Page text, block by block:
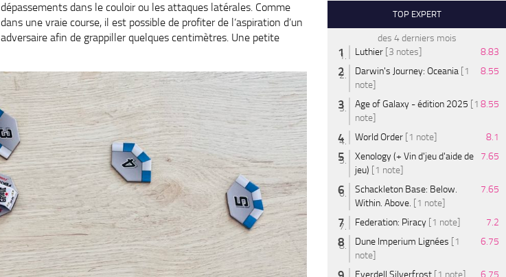
dépassements dans le couloir ou les attaques latérales. Comme
dans une vraie course, il est possible de profiter de l’aspiration d’un
adversaire afin de grappiller quelques centimètres. Une petite
TOP EXPERT
des 4 derniers mois
Luthier [3 notes]
8.83
Darwin's Journey: Oceania [1
note]
8.55
Age of Galaxy - édition 2025 [1
note]
8.55
World Order [1 note]
8.1
Xenology (+ Vin d'jeu d'aide de
jeu) [1 note]
7.65
Schackleton Base: Below.
Within. Above. [1 note]
7.65
Federation: Piracy [1 note]
7.2
Dune Imperium Lignées [1
note]
6.75